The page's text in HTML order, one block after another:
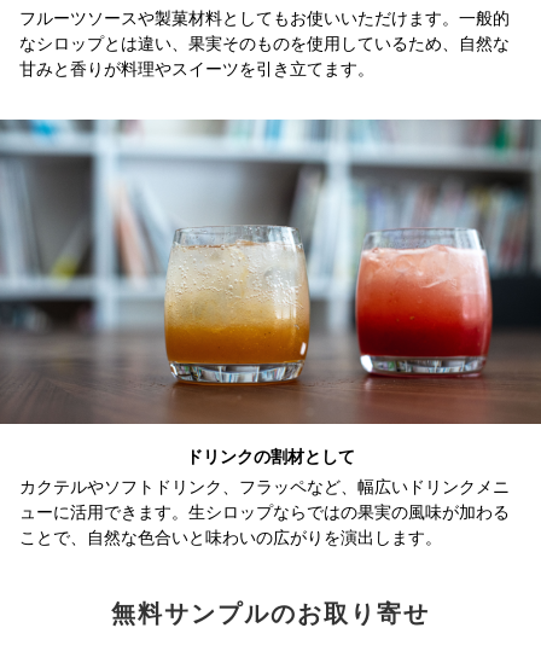
フルーツソースや製菓材料としてもお使いいただけます。一般的
なシロップとは違い、果実そのものを使用しているため、自然な
甘みと香りが料理やスイーツを引き立てます。
ドリンクの割材として
カクテルやソフトドリンク、フラッペなど、幅広いドリンクメニ
ューに活用できます。生シロップならではの果実の風味が加わる
ことで、自然な色合いと味わいの広がりを演出します。
無料サンプルのお取り寄せ